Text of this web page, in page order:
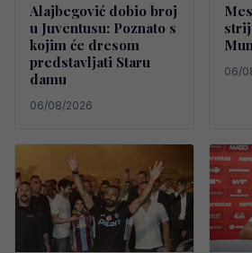
Alajbegović dobio broj
u Juventusu: Poznato s
kojim će dresom
predstavljati Staru
damu
06/08/2026
06/